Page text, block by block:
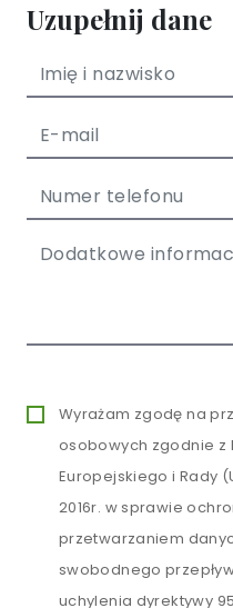
Uzupełnij dane
Wyrażam zgodę na
osobowych zgodnie z
Europejskiego i Rady
2016r. w sprawie
przetwarzaniem
swobodnego
uchylenia dyrektywy